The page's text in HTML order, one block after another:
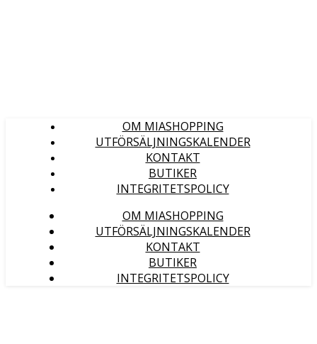
OM MIASHOPPING
UTFÖRSÄLJNINGSKALENDER
KONTAKT
BUTIKER
INTEGRITETSPOLICY
OM MIASHOPPING
UTFÖRSÄLJNINGSKALENDER
KONTAKT
BUTIKER
INTEGRITETSPOLICY